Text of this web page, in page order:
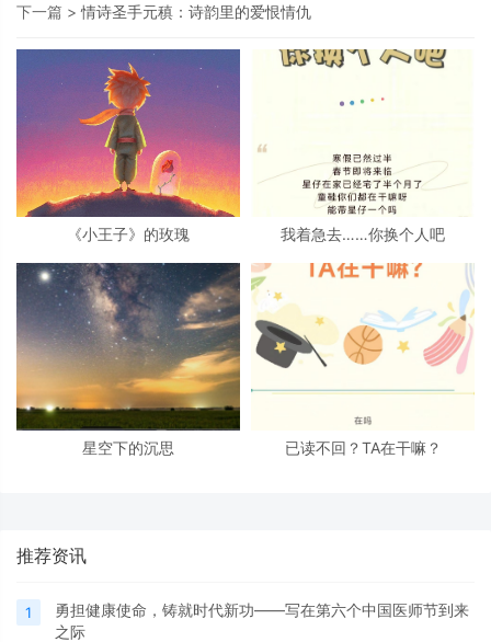
下一篇 > 情诗圣手元稹：诗韵里的爱恨情仇
《小王子》的玫瑰 我着急去……你换个人吧
星空下的沉思 已读不回？TA在干嘛？
推荐资讯
1
勇担健康使命，铸就时代新功——写在第六个中国医师节到来
之际